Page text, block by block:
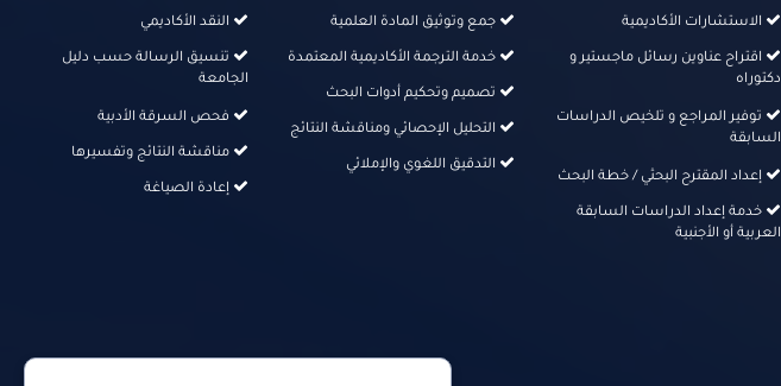
الاستشارات الأكاديمية
اقتراح عناوين رسائل ماجستير و
دكتوراه
توفير المراجع و تلخيص الدراسات
السابقة
إعداد المقترح البحثي / خطة البحث
خدمة إعداد الدراسات السابقة
العربية أو الأجنبية
جمع وتوثيق المادة العلمية
خدمة الترجمة الأكاديمية المعتمدة
تصميم وتحكيم أدوات البحث
التحليل الإحصائي ومناقشة النتائج
التدقيق اللغوي والإملائي
النقد الأكاديمي
تنسيق الرسالة حسب دليل
الجامعة
فحص السرقة الأدبية
مناقشة النتائج وتفسيرها
إعادة الصياغة